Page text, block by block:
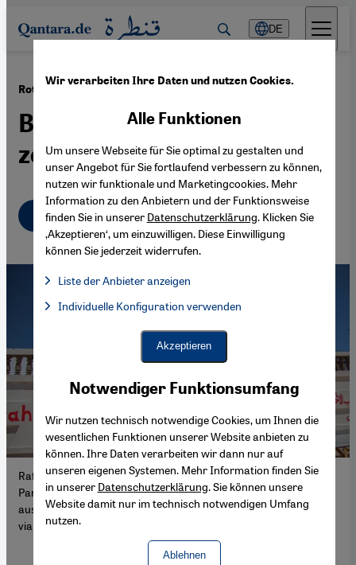
Direkt zum Inhalt springen
DE
Rotkreuz-Klinik in Gaza ·23.08.2024
Blaulicht, Gehupe und
zerrissene Beine
Deutsch عربي
Rafah, Gazastreifen: Dieses Rotkreuz-Feldkrankenhaus wird von
Partnern des Palästinensischen Roten Halbmonds und Ärzten
aus Europa geleitet, Mai 2024. Foto: Hashem Zimmo/TheNEWS2
via ZUMA Press Wire
Wir verarbeiten Ihre Daten und nutzen Cookies.
Notwendiger Funktionsumfang
Wir nutzen technisch notwendige Cookies, um Ihnen die
wesentlichen Funktionen unserer Website anbieten zu
können. Ihre Daten verarbeiten wir dann nur auf
unseren eigenen Systemen. Mehr Information finden Sie
in unserer Datenschutzerklärung. Sie können unsere
Website damit nur im technisch notwendigen Umfang
nutzen.
Ablehnen
Alle Funktionen
Um unsere Webseite für Sie optimal zu gestalten und
unser Angebot für Sie fortlaufend verbessern zu können,
nutzen wir funktionale und Marketingcookies. Mehr
Information zu den Anbietern und der Funktionsweise
finden Sie in unserer Datenschutzerklärung. Klicken Sie
‚Akzeptieren‘, um einzuwilligen. Diese Einwilligung
können Sie jederzeit widerrufen.
Liste der Anbieter anzeigen
Facebook Embed / Facebook Connect, Google Maps Embed,
Facebook Embed / Facebook Connect
Google Maps Embed
Individuelle Konfiguration verwenden
Akzeptieren